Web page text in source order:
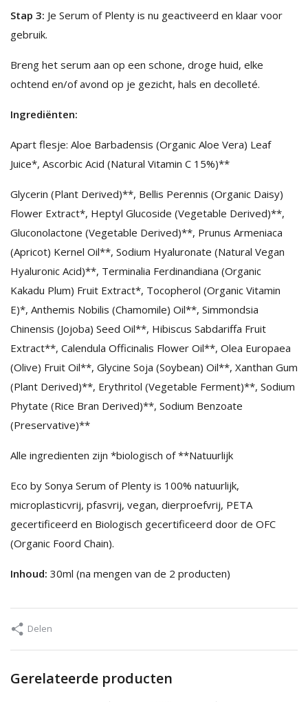
Stap 3: Je Serum of Plenty is nu geactiveerd en klaar voor
gebruik.
Breng het serum aan op een schone, droge huid, elke
ochtend en/of avond op je gezicht, hals en decolleté.
Ingrediënten:
Apart flesje: Aloe Barbadensis (Organic Aloe Vera) Leaf
Juice*, Ascorbic Acid (Natural Vitamin C 15%)**
Glycerin (Plant Derived)**, Bellis Perennis (Organic Daisy)
Flower Extract*, Heptyl Glucoside (Vegetable Derived)**,
Gluconolactone (Vegetable Derived)**, Prunus Armeniaca
(Apricot) Kernel Oil**, Sodium Hyaluronate (Natural Vegan
Hyaluronic Acid)**, Terminalia Ferdinandiana (Organic
Kakadu Plum) Fruit Extract*, Tocopherol (Organic Vitamin
E)*, Anthemis Nobilis (Chamomile) Oil**, Simmondsia
Chinensis (Jojoba) Seed Oil**, Hibiscus Sabdariffa Fruit
Extract**, Calendula Officinalis Flower Oil**, Olea Europaea
(Olive) Fruit Oil**, Glycine Soja (Soybean) Oil**, Xanthan Gum
(Plant Derived)**, Erythritol (Vegetable Ferment)**, Sodium
Phytate (Rice Bran Derived)**, Sodium Benzoate
(Preservative)**
Alle ingredienten zijn *biologisch of **Natuurlijk
Eco by Sonya Serum of Plenty is 100% natuurlijk,
microplasticvrij, pfasvrij, vegan, dierproefvrij, PETA
gecertificeerd en Biologisch gecertificeerd door de OFC
(Organic Foord Chain).
Inhoud: 30ml (na mengen van de 2 producten)
Delen
Gerelateerde producten